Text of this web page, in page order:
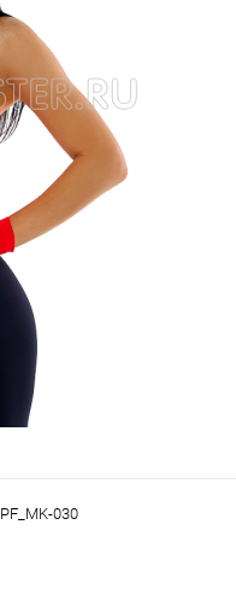
PF_MK-030